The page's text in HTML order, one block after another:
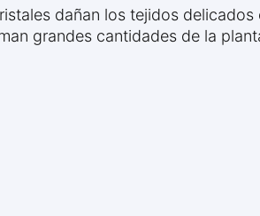
dañan los tejidos delicados
grandes cantidades de la